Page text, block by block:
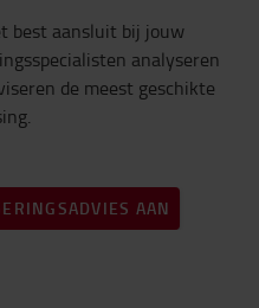
best aansluit bij jouw
analyseren
de meest geschikte
AAN